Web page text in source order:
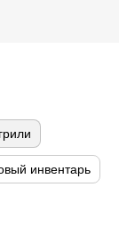
инвентарь